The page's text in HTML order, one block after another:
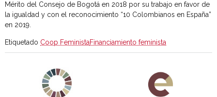
Mérito del Consejo de Bogotá en 2018 por su trabajo en favor de
la igualdad y con el reconocimiento “10 Colombianos en España”
en 2019.
Etiquetado Coop FeministaFinanciamiento feminista